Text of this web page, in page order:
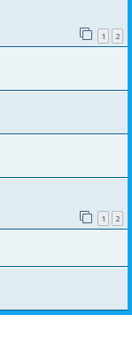
1 2
1 2